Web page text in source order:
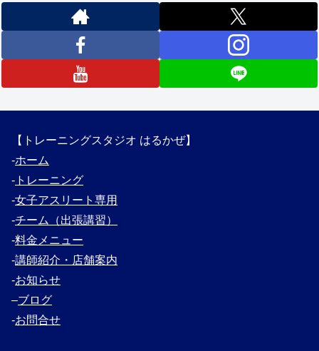
【トレーニングスタジオ はるかぜ】
‐ホーム
‐ トレーニング
‐女子アスリート専用
‐チーム（出張講習）
‐料金メニュー
‐講師紹介・ 店舗案内
‐お知らせ
–ブログ
‐お問合せ